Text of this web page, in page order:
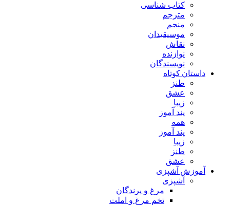
کتاب شناسی
مترجم
منجم
موسیقیدان
نقاش
نوازنده
نویسندگان
داستان کوتاه
طنز
عشق
زیبا
پند آموز
همه
پند آموز
زیبا
طنز
عشق
آموزش آشپزی
آشپزی
مرغ و پرندگان
تخم مرغ و املت